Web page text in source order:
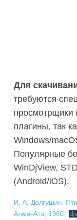
Для
требуются
просмотрщики
плагины, так
Windows/
Популярные
WinDjView,
(Android/iOS).
И. А. Долгушин.
Алма-Ата, 1960